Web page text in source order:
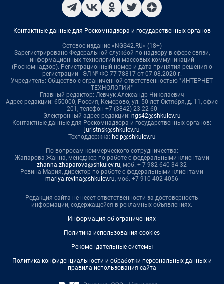
Контактные данные для Роскомнадзора и государственных органов
Сетевое издание «NGS42.RU» (18+)
Зарегистрировано Федеральной службой по надзору в сфере связи,
информационных технологий и массовых коммуникаций
(Роскомнадзор). Регистрационный номер и дата принятия решения о
регистрации - ЭЛ № ФС 77-78817 от 07.08.2020 г.
Учредитель: Общество с ограниченной ответственностью "ИНТЕРНЕТ
ТЕХНОЛОГИИ"
Главный редактор: Левчук Александр Николаевич
Адрес редакции: 650000, Россия, Кемерово, ул. 50 лет Октября, д. 11, офис
201, телефон +7 (3842) 23-22-60
Электронный адрес редакции: ngs42@shkulev.ru
Контактные данные для Роскомнадзора и государственных органов:
juristnsk@shkulev.ru
Техподдержка: help@shkulev.ru
По вопросам коммерческого сотрудничества:
Жапарова Жанна, менеджер по работе с федеральными клиентами
zhanna.zhaparova@shkulev.ru, моб. + 7 982 640 34 32
Ревина Мария, директор по работе с федеральными клиентами
mariya.revina@shkulev.ru, моб. +7 910 402 4056
Редакция сайта не несет ответственности за достоверность
информации, содержащейся в рекламных объявлениях.
Информация об ограничениях
Политика использования cookies
Рекомендательные системы
Политика конфиденциальности и обработки персональных данных и
правила использования сайта